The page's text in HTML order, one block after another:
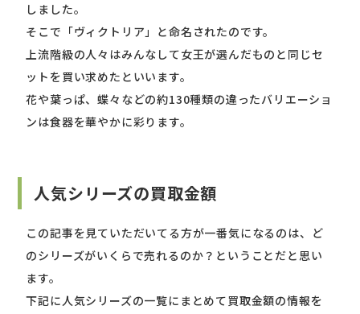
しました。
そこで「ヴィクトリア」と命名されたのです。
上流階級の人々はみんなして女王が選んだものと同じセ
ットを買い求めたといいます。
花や葉っぱ、蝶々などの約130種類の違ったバリエーショ
ンは食器を華やかに彩ります。
人気シリーズの買取金額
この記事を見ていただいてる方が一番気になるのは、ど
のシリーズがいくらで売れるのか？ということだと思い
ます。
下記に人気シリーズの一覧にまとめて買取金額の情報を